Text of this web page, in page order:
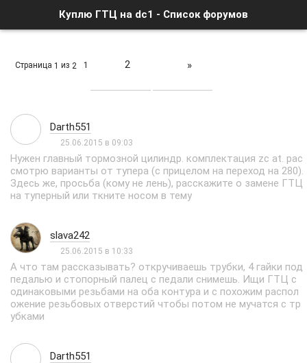
Куплю ГТЦ на dc1 - Список форумов
Страница 1 из 2 1 2 »
Darth551
25.06.2015 в 09:03
Нужен главный тормозной цилиндр. комплектация zc at. рас
смотрю варианты от тупера (с прицелом на переход на 280).
Здесь же, просьба (кому не лень), расскажите о замене ГТЦ
на туперный или ткните носом в тему
slava242
25.06.2015 в 10:33
А что там рассказывать? откручиваешь трубки, 4 гайки под
педалью и стопорный палец с педали снимешь. Ищи ГТЦ с
одинаковыми резьбами на оба контура и с похожим распол
ожение резьбовых отверстий чтобы потом не мучатся с тр
убками
Darth551